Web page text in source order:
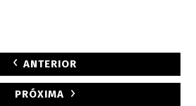
ANTERIOR
PRÓXIMA